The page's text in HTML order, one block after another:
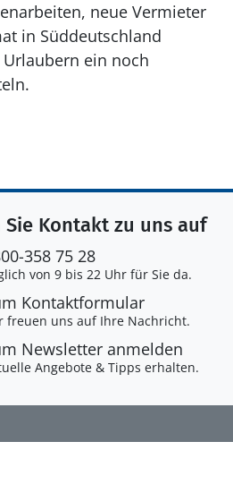
neue Vermieter
in Süddeutschland
ein noch
Sie Kontakt zu uns auf
358 75 28
von 9 bis 22 Uhr für Sie da.
Kontaktformular
freuen uns auf Ihre Nachricht.
Newsletter anmelden
Angebote & Tipps erhalten.